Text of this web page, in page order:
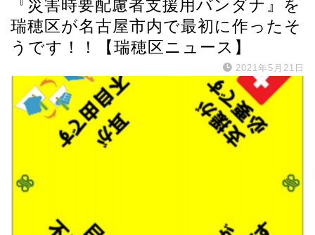
『災害時要配慮者支援用バンダナ』を
瑞穂区が名古屋市内で最初に作ったそ
うです！！【瑞穂区ニュース】
2021年5月21日